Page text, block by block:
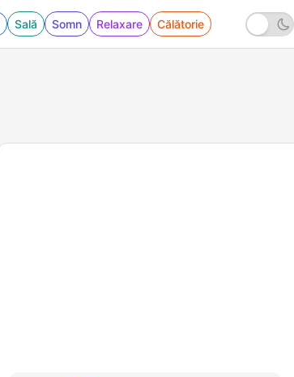
Sală Somn Relaxare Călătorie